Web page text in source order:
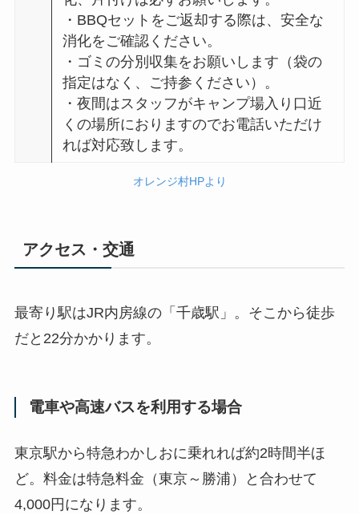
・BBQセットをご返却する際は、安全な
消化をご確認ください。
・ゴミの分別収集をお願いします（袋の
指定はなく、ご持参ください）。
・夜間はスタッフがキャンプ場入り口近
くの場所におりますのでお電話いただけ
れば対応致します。
オレンジ村HPより
アクセス・交通
最寄り駅はJR内房線の「千歳駅」。そこから徒歩
だと22分かかります。
電車や高速バスを利用する場合
東京駅から特急わかしおに乗れれば約2時間半ほ
ど。料金は特急料金（東京～勝浦）と合わせて
4,000円になります。